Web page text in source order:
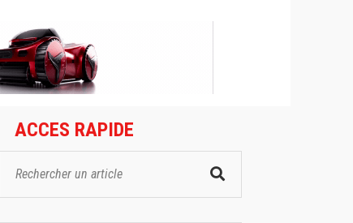
ACCES RAPIDE